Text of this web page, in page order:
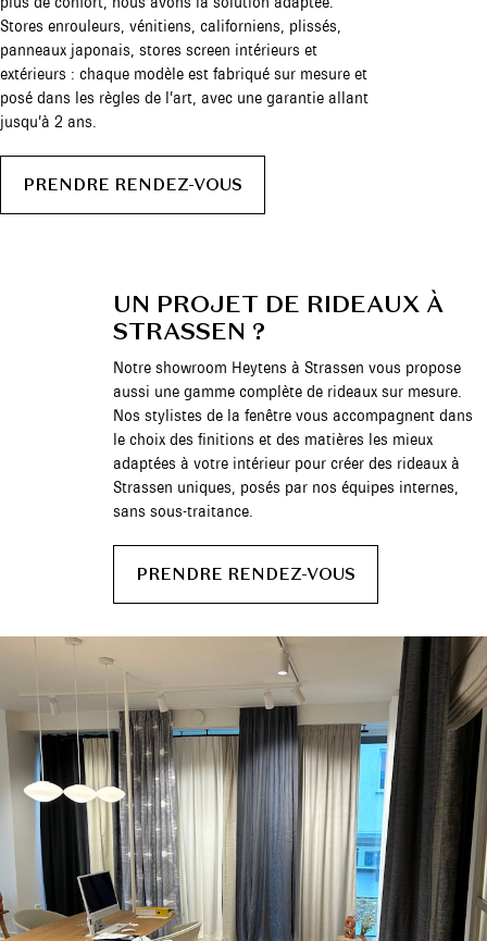
Stores enrouleurs, vénitiens, californiens, plissés,
panneaux japonais, stores screen intérieurs et
extérieurs : chaque modèle est fabriqué sur mesure et
posé dans les règles de l’art, avec une garantie allant
jusqu’à 2 ans.
PRENDRE RENDEZ-VOUS
UN PROJET DE RIDEAUX À
STRASSEN ?
Notre showroom Heytens à Strassen vous propose
aussi une gamme complète de rideaux sur mesure.
Nos stylistes de la fenêtre vous accompagnent dans
le choix des finitions et des matières les mieux
adaptées à votre intérieur pour créer des rideaux à
Strassen uniques, posés par nos équipes internes,
sans sous-traitance.
PRENDRE RENDEZ-VOUS